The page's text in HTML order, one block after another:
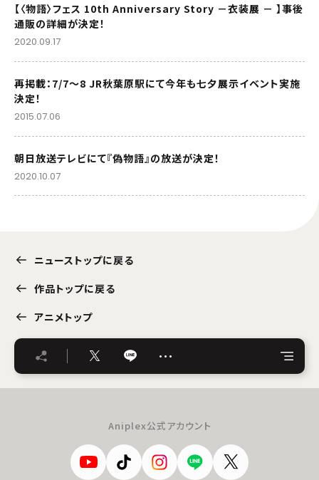
【〈物語〉フェス 10th Anniversary Story －衣装展 － 】事後
通販の詳細が決定！
2020.09.17
再掲載：7/7～8 JR秋葉原駅にて今年も七夕展示イベント実施
決定！
2015.07.06
朝日放送テレビにて『偽物語』の放送が決定！
2020.10.07
ニューストップに戻る
作品トップに戻る
アニメトップ
…
Aniplex公式アカウント